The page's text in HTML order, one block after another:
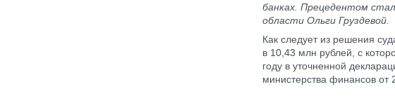
банках. Прецедентом
области Ольги Груздевой.
Как следует из решения
в 10,43 млн рублей, с
году в уточненной
министерства финансов от